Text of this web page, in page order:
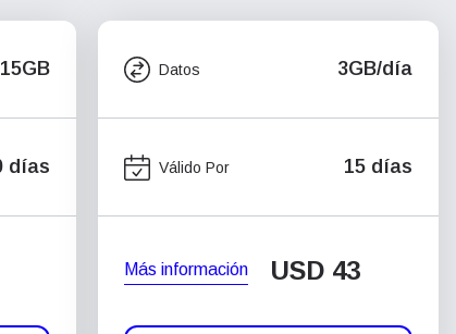
15GB
días
Datos 3GB/día
Válido Por 15 días
Más información USD 43